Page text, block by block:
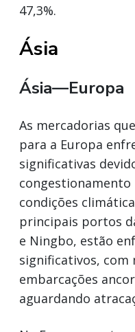
47,3%.
Ásia
Ásia—Europa
As mercadorias
para a Europa
significativas
condições
principais portos
e Ningbo, estão
significativos, com
embarcações
aguardando